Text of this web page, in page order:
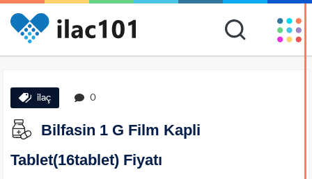
ilaç 0
Bilfasin 1 G Film Kapli
Tablet(16tablet) Fiyatı